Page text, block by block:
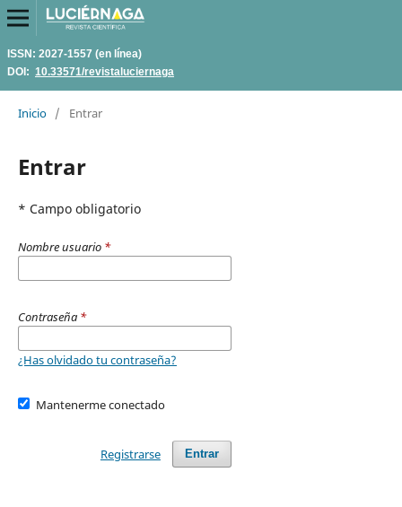
ISSN: 2027-1557 (en línea)
DOI: 10.33571/revistaluciernaga
Inicio / Entrar
Entrar
* Campo obligatorio
Nombre usuario *
Contraseña *
¿Has olvidado tu contraseña?
Mantenerme conectado
Entrar
Registrarse